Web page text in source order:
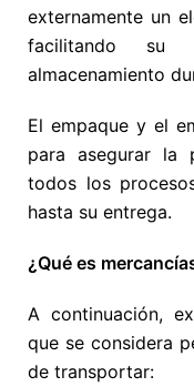
externamente un
facilitando su
almacenamiento
El empaque y el
para asegurar la
todos los
hasta su entrega.
¿Qué es
A continuación,
que se considera
de transportar: